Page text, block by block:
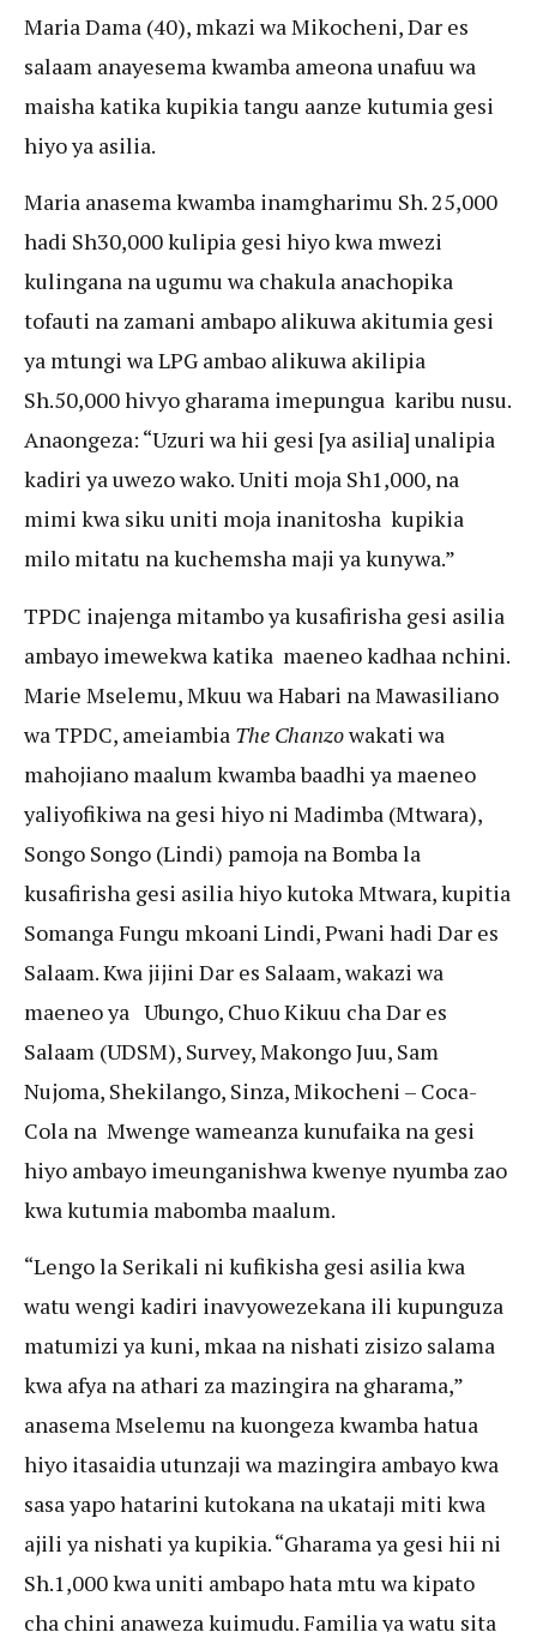
Maria Dama (40), mkazi wa Mikocheni, Dar es
salaam anayesema kwamba ameona unafuu wa
maisha katika kupikia tangu aanze kutumia gesi
hiyo ya asilia.
Maria anasema kwamba inamgharimu Sh. 25,000
hadi Sh30,000 kulipia gesi hiyo kwa mwezi
kulingana na ugumu wa chakula anachopika
tofauti na zamani ambapo alikuwa akitumia gesi
ya mtungi wa LPG ambao alikuwa akilipia
Sh.50,000 hivyo gharama imepungua karibu nusu.
Anaongeza: “Uzuri wa hii gesi [ya asilia] unalipia
kadiri ya uwezo wako. Uniti moja Sh1,000, na
mimi kwa siku uniti moja inanitosha kupikia
milo mitatu na kuchemsha maji ya kunywa.”
TPDC inajenga mitambo ya kusafirisha gesi asilia
ambayo imewekwa katika maeneo kadhaa nchini.
Marie Mselemu, Mkuu wa Habari na Mawasiliano
wa TPDC, ameiambia The Chanzowakati wa
mahojiano maalum kwamba baadhi ya maeneo
yaliyofikiwa na gesi hiyo ni Madimba (Mtwara),
Songo Songo (Lindi) pamoja na Bomba la
kusafirisha gesi asilia hiyo kutoka Mtwara, kupitia
Somanga Fungu mkoani Lindi, Pwani hadi Dar es
Salaam. Kwa jijini Dar es Salaam, wakazi wa
maeneo ya Ubungo, Chuo Kikuu cha Dar es
Salaam (UDSM), Survey, Makongo Juu, Sam
Nujoma, Shekilango, Sinza, Mikocheni – Coca-
Cola na Mwenge wameanza kunufaika na gesi
hiyo ambayo imeunganishwa kwenye nyumba zao
kwa kutumia mabomba maalum.
“Lengo la Serikali ni kufikisha gesi asilia kwa
watu wengi kadiri inavyowezekana ili kupunguza
matumizi ya kuni, mkaa na nishati zisizo salama
kwa afya na athari za mazingira na gharama,”
anasema Mselemu na kuongeza kwamba hatua
hiyo itasaidia utunzaji wa mazingira ambayo kwa
sasa yapo hatarini kutokana na ukataji miti kwa
ajili ya nishati ya kupikia. “Gharama ya gesi hii ni
Sh.1,000 kwa uniti ambapo hata mtu wa kipato
cha chini anaweza kuimudu. Familia ya watu sita